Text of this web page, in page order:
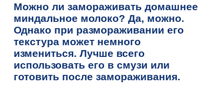
Можно ли замораживать домашнее
миндальное молоко? Да, можно.
Однако при размораживании его
текстура может немного
измениться. Лучше всего
использовать его в смузи или
готовить после замораживания.